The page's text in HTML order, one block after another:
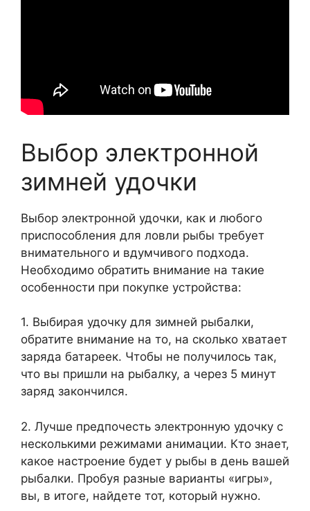
Выбор электронной
зимней удочки
Выбор электронной удочки, как и любого
приспособления для ловли рыбы требует
внимательного и вдумчивого подхода.
Необходимо обратить внимание на такие
особенности при покупке устройства:
1. Выбирая удочку для зимней рыбалки,
обратите внимание на то, на сколько хватает
заряда батареек. Чтобы не получилось так,
что вы пришли на рыбалку, а через 5 минут
заряд закончился.
2. Лучше предпочесть электронную удочку с
несколькими режимами анимации. Кто знает,
какое настроение будет у рыбы в день вашей
рыбалки. Пробуя разные варианты «игры»,
вы, в итоге, найдете тот, который нужно.